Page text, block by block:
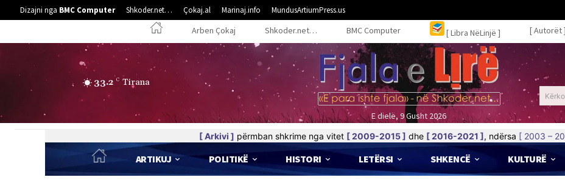
Dizajni nga BMC Computer Shkoder.net… Çokaj.al Marinaj.info MundusArtiumPress.us
Arben Çokaj Shkoder.net… BMC Computer [ Libra NëLinjë ] [ Autorët ]
33.2 C Tirana
E dielë, 9 Gusht 2026
[ Arkivi ] përmban shkrime nga vitet [ 2009-2015 ] dhe [ 2016-2021 ], ndërsa [ 2003 –
ARTIKUJ POLITIKË HISTORI LETËRSI SHKENCË KULTURË